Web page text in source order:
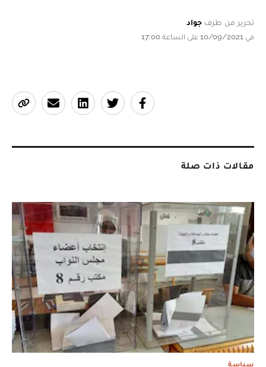
تحرير من طرف جواد
في 10/09/2021 على الساعة 17:00
مقالات ذات صلة
سياسة